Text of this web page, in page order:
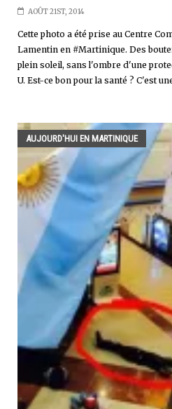
AOÛT 21ST, 2014
Cette photo a été prise au Centre
Lamentin en #Martinique. Des
plein soleil, sans l'ombre d'une
U. Est-ce bon pour la santé ? C'est
AUJOURD'HUI EN MARTINIQUE